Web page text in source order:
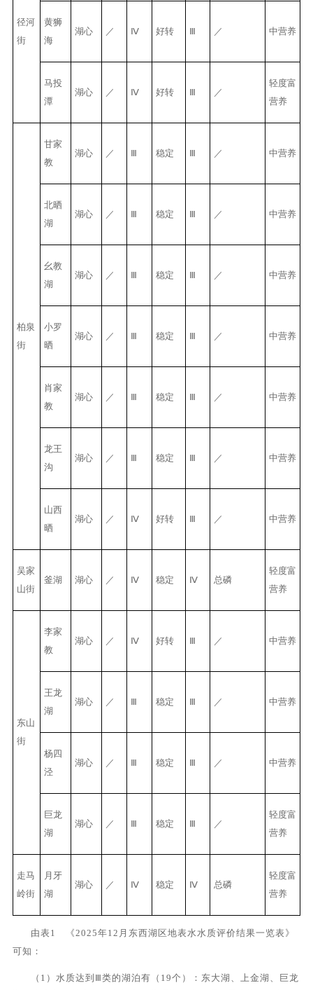
径河
街
黄狮
海
湖心 ／ Ⅳ 好转 Ⅲ ／ 中营养
马投
潭
湖心 ／ Ⅳ 好转 Ⅲ ／
轻度富
营养
柏泉
街
甘家
教
湖心 ／ Ⅲ 稳定 Ⅲ ／ 中营养
北晒
湖
湖心 ／ Ⅲ 稳定 Ⅲ ／ 中营养
幺教
湖
湖心 ／ Ⅲ 稳定 Ⅲ ／ 中营养
小罗
晒
湖心 ／ Ⅲ 稳定 Ⅲ ／ 中营养
肖家
教
湖心 ／ Ⅲ 稳定 Ⅲ ／ 中营养
龙王
沟
湖心 ／ Ⅲ 稳定 Ⅲ ／ 中营养
山西
晒
湖心 ／ Ⅳ 好转 Ⅲ ／ 中营养
吴家
山街
釜湖 湖心 ／ Ⅳ 稳定 Ⅳ 总磷
轻度富
营养
东山
街
李家
教
湖心 ／ Ⅳ 好转 Ⅲ ／ 中营养
王龙
湖
湖心 ／ Ⅲ 稳定 Ⅲ ／ 中营养
杨四
泾
湖心 ／ Ⅲ 稳定 Ⅲ ／ 中营养
巨龙
湖
湖心 ／ Ⅲ 稳定 Ⅲ ／
轻度富
营养
走马
岭街
月牙
湖
湖心 ／ Ⅳ 稳定 Ⅳ 总磷
轻度富
营养
由表1 《2025年12月东西湖区地表水水质评价结果一览表》
可知：
（1） 水质达到 Ⅲ类的湖泊有（19个）：东大湖、上金湖、巨龙